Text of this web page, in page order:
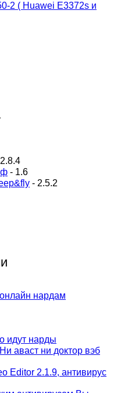
2 ( Huawei E3372s и
- 1.6
- 2.5.2
нардам
идут нарды
аваст ни доктор вэб
Editor 2.1.9, антивирус